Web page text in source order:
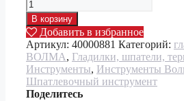
В корзину
Добавить в избранное
Артикул: 40000881 Категорий:
ВОЛМА, Гладилки, шпатели,
Инструменты, Инструменты
Шпатлевочный инструмент
Поделитесь